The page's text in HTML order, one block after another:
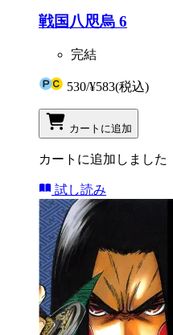
戦国八咫烏 6
完結
530/¥583(税込)
カートに追加
カートに追加しました
試し読み